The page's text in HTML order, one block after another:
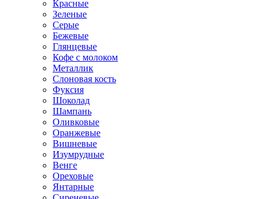
Красные
Зеленые
Серые
Бежевые
Глянцевые
Кофе с молоком
Металлик
Слоновая кость
Фуксия
Шоколад
Шампань
Оливковые
Оранжевые
Вишневые
Изумрудные
Венге
Ореховые
Янтарные